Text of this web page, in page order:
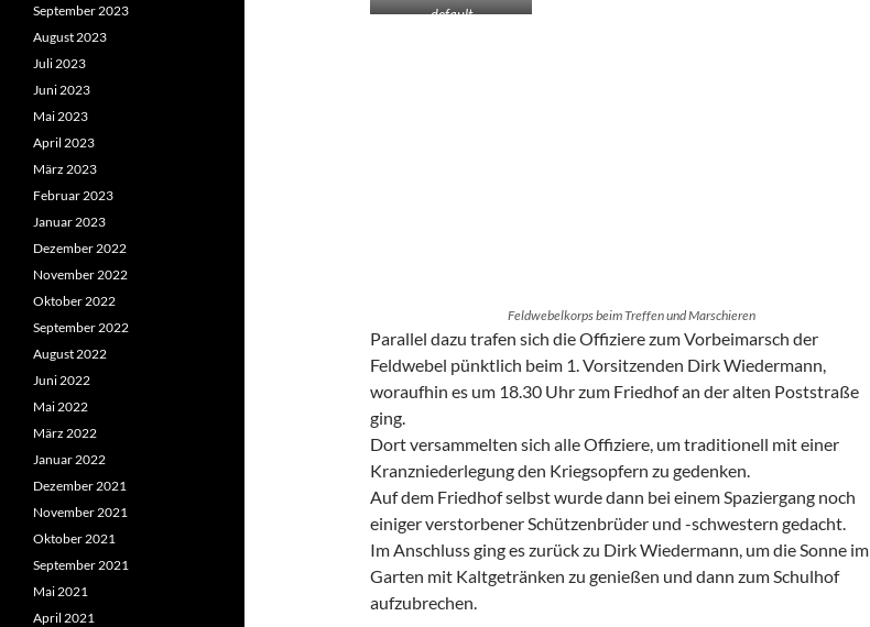
default
Feldwebelkorps beim Treffen und Marschieren
Parallel dazu trafen sich die Offiziere zum Vorbeimarsch der
Feldwebel pünktlich beim 1. Vorsitzenden Dirk Wiedermann,
woraufhin es um 18.30 Uhr zum Friedhof an der alten Poststraße
ging.
Dort versammelten sich alle Offiziere, um traditionell mit einer
Kranzniederlegung den Kriegsopfern zu gedenken.
Auf dem Friedhof selbst wurde dann bei einem Spaziergang noch
einiger verstorbener Schützenbrüder und -schwestern gedacht.
Im Anschluss ging es zurück zu Dirk Wiedermann, um die Sonne im
Garten mit Kaltgetränken zu genießen und dann zum Schulhof
aufzubrechen.
September 2023
August 2023
Juli 2023
Juni 2023
Mai 2023
April 2023
März 2023
Februar 2023
Januar 2023
Dezember 2022
November 2022
Oktober 2022
September 2022
August 2022
Juni 2022
Mai 2022
März 2022
Januar 2022
Dezember 2021
November 2021
Oktober 2021
September 2021
Mai 2021
April 2021